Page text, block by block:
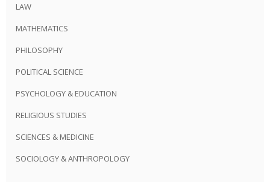
LAW
MATHEMATICS
PHILOSOPHY
POLITICAL SCIENCE
PSYCHOLOGY & EDUCATION
RELIGIOUS STUDIES
SCIENCES & MEDICINE
SOCIOLOGY & ANTHROPOLOGY